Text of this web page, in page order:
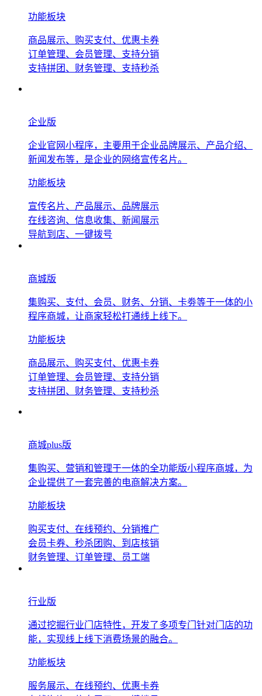
功能板块
商品展示、购买支付、优惠卡券
订单管理、会员管理、支持分销
支持拼团、财务管理、支持秒杀
企业版
企业官网小程序，主要用于企业品牌展示、产品介绍、
新闻发布等，是企业的网络宣传名片。
功能板块
宣传名片、产品展示、品牌展示
在线咨询、信息收集、新闻展示
导航到店、一键拨号
商城版
集购买、支付、会员、财务、分销、卡劵等于一体的小
程序商城，让商家轻松打通线上线下。
功能板块
商品展示、购买支付、优惠卡券
订单管理、会员管理、支持分销
支持拼团、财务管理、支持秒杀
商城plus版
集购买、营销和管理于一体的全功能版小程序商城，为
企业提供了一套完善的电商解决方案。
功能板块
购买支付、在线预约、分销推广
会员卡券、秒杀团购、到店核销
财务管理、订单管理、员工端
行业版
通过挖掘行业门店特性，开发了多项专门针对门店的功
能，实现线上线下消费场景的融合。
功能板块
服务展示、在线预约、优惠卡券